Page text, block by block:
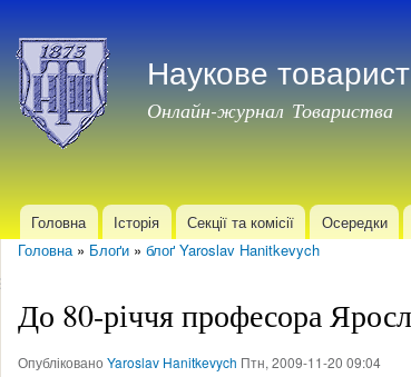
Наукове
Онлайн-журнал Товариства
Головне меню
Головна Історія Секції та комісії Осередки
Головна» Блоґи » блоґ Yaroslav Hanitkevych
До 80-річчя професора
Опубліковано Yaroslav Hanitkevych Птн, 2009-11-20 09:04